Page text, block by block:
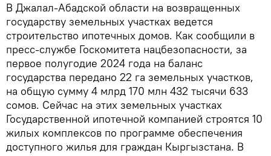
В Джалал-Абадской области на возвращенных
государству земельных участках ведется
строительство ипотечных домов. Как сообщили в
пресс-службе Госкомитета нацбезопасности, за
первое полугодие 2024 года на баланс
государства передано 22 га земельных участков,
на общую сумму 4 млрд 170 млн 432 тысячи 633
сомов. Сейчас на этих земельных участках
Государственной ипотечной компанией строятся 10
жилых комплексов по программе обеспечения
доступного жилья для граждан Кыргызстана. В